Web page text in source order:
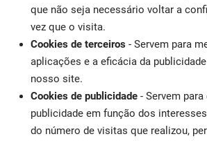
que não seja necessário voltar a
vez que o visita.
Cookies de terceiros - Servem para
aplicações e a eficácia da
nosso site.
Cookies de publicidade - Servem
publicidade em função dos
do número de visitas que realizou,